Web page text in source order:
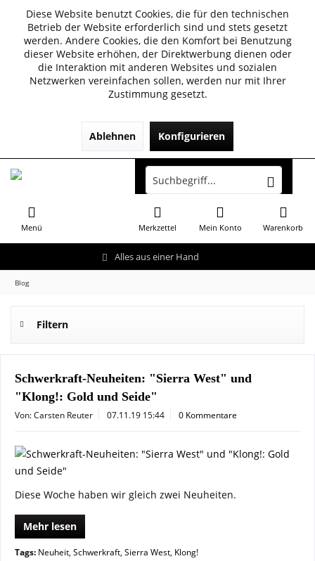
Diese Website benutzt Cookies, die für den technischen
Betrieb der Website erforderlich sind und stets gesetzt
werden. Andere Cookies, die den Komfort bei Benutzung
dieser Website erhöhen, der Direktwerbung dienen oder
die Interaktion mit anderen Websites und sozialen
Netzwerken vereinfachen sollen, werden nur mit Ihrer
Zustimmung gesetzt.
Ablehnen Konfigurieren
Alles aus einer Hand
Menü Warenkorb
Merkzettel Mein Konto
Blog
Filtern
Schwerkraft-Neuheiten: "Sierra West" und
"Klong!: Gold und Seide"
Von: Carsten Reuter 07.11.19 15:44 0 Kommentare
Diese Woche haben wir gleich zwei Neuheiten.
Mehr lesen
Tags: Neuheit, Schwerkraft, Sierra West, Klong!